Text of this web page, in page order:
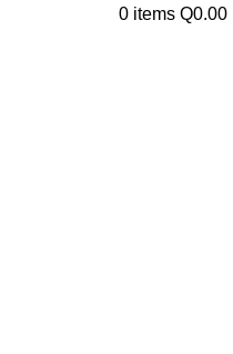
0 items Q0.00